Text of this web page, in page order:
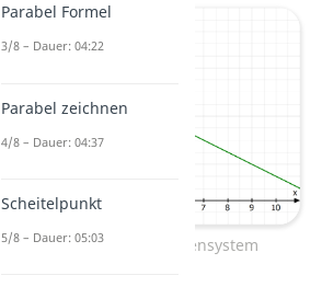
LGS lösen – Koordinatensystem
Parabel Formel
3/8 – Dauer: 04:22
Parabel zeichnen
4/8 – Dauer: 04:37
Scheitelpunkt
5/8 – Dauer: 05:03